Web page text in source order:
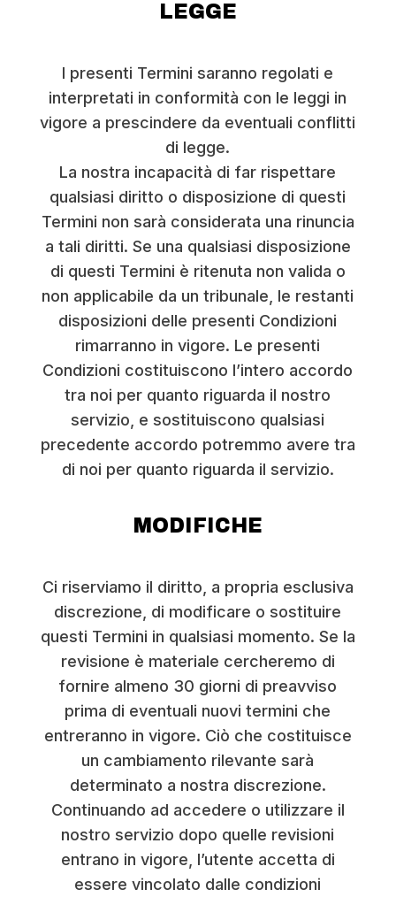
LEGGE
I presenti Termini saranno regolati e
interpretati in conformità con le leggi in
vigore a prescindere da eventuali conflitti
di legge.
La nostra incapacità di far rispettare
qualsiasi diritto o disposizione di questi
Termini non sarà considerata una rinuncia
a tali diritti. Se una qualsiasi disposizione
di questi Termini è ritenuta non valida o
non applicabile da un tribunale, le restanti
disposizioni delle presenti Condizioni
rimarranno in vigore. Le presenti
Condizioni costituiscono l’intero accordo
tra noi per quanto riguarda il nostro
servizio, e sostituiscono qualsiasi
precedente accordo potremmo avere tra
di noi per quanto riguarda il servizio.
MODIFICHE
Ci riserviamo il diritto, a propria esclusiva
discrezione, di modificare o sostituire
questi Termini in qualsiasi momento. Se la
revisione è materiale cercheremo di
fornire almeno 30 giorni di preavviso
prima di eventuali nuovi termini che
entreranno in vigore. Ciò che costituisce
un cambiamento rilevante sarà
determinato a nostra discrezione.
Continuando ad accedere o utilizzare il
nostro servizio dopo quelle revisioni
entrano in vigore, l’utente accetta di
essere vincolato dalle condizioni